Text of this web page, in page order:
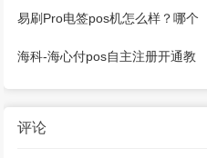
易刷Pro电签pos机怎么样？哪个
公司的？是一清吗？
海科-海心付pos自主注册开通教
评论